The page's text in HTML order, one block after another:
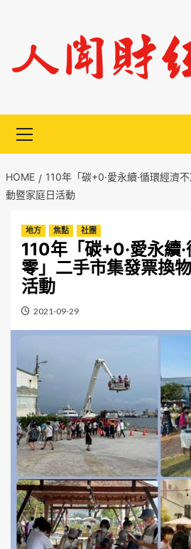
content
Menu
HOME
110年「碳+0·愛永續·循環經濟
動暨家庭日活動
地方 焦點 社團
110年「碳+0·愛永續
零」二手市集發票換
活動
2021-09-29